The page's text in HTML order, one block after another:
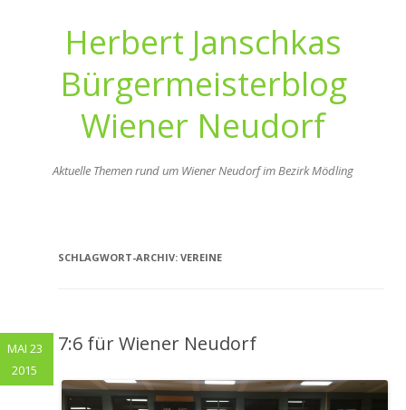
Herbert Janschkas
Bürgermeisterblog
Wiener Neudorf
Aktuelle Themen rund um Wiener Neudorf im Bezirk Mödling
SCHLAGWORT-ARCHIV: VEREINE
7:6 für Wiener Neudorf
MAI 23
2015